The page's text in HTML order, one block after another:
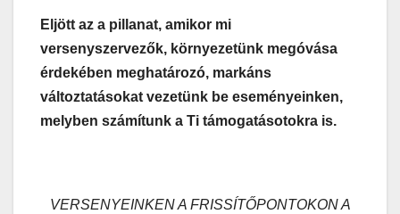
Eljött az a pillanat, amikor mi
versenyszervezők, környezetünk megóvása
érdekében meghatározó, markáns
változtatásokat vezetünk be eseményeinken,
melyben számítunk a Ti támogatásotokra is.
VERSENYEINKEN A FRISSÍTŐPONTOKON A